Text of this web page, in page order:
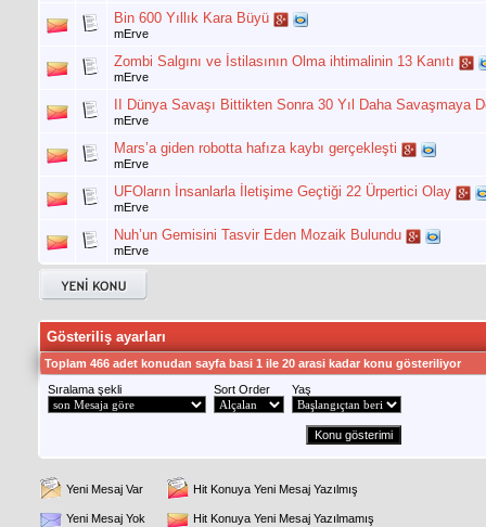
Bin 600 Yıllık Kara Büyü
mErve
Zombi Salgını ve İstilasının Olma ihtimalinin 13 Kanıtı
mErve
II Dünya Savaşı Bittikten Sonra 30 Yıl Daha Savaşmaya
mErve
Mars’a giden robotta hafıza kaybı gerçekleşti
mErve
UFOların İnsanlarla İletişime Geçtiği 22 Ürpertici Olay
mErve
Nuh’un Gemisini Tasvir Eden Mozaik Bulundu
mErve
Gösteriliş ayarları
Toplam 466 adet konudan sayfa basi 1 ile 20 arasi kadar konu gösteriliyor
Sıralama şekli
Sort Order Yaş
Yeni Mesaj Var Hit Konuya Yeni Mesaj Yazılmış
Yeni Mesaj Yok Hit Konuya Yeni Mesaj Yazılmamış